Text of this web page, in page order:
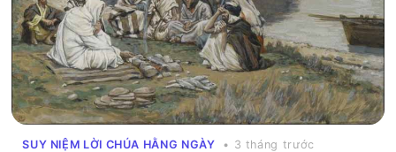
SUY NIỆM LỜI CHÚA HẰNG NGÀY • 3 tháng trước